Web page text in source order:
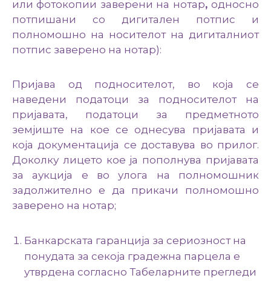
или фотокопии заверени на нотар,односно
потпишани со дигитален потпис и
полномошно на носителот на дигиталниот
потпис заверено на нотар):
Пријава од подносителот, во која се
наведени податоци за подносителот на
пријавата, податоци за предметното
земјиште на кое се однесува пријавата и
која документација се доставува во прилог.
Доколку лицето кое ја пополнува пријавата
за аукција е во улога на полномошник
задолжително е да прикачи полномошно
заверено на нотар;
Банкарската гаранција за сериозност на
понудата за секоја градежна парцела е
утврдена согласно Табеларнитe прегледи